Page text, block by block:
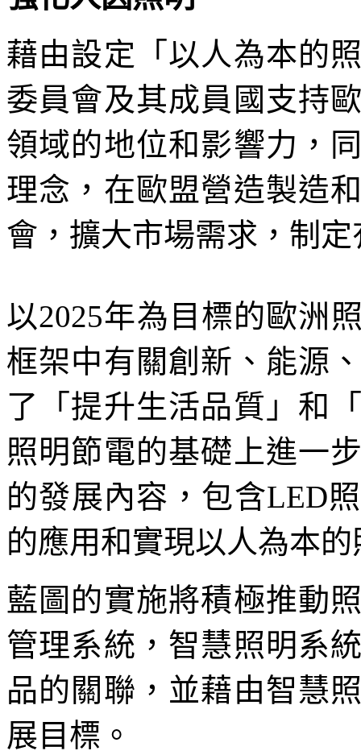
藉由設定「以人為本的
委員會及其成員國支持
領域的地位和影響力，
理念，在歐盟營造製造
會，擴大市場需求，制
以2025年為目標的歐洲
框架中有關創新、能源
了「提升生活品質」和
照明節電的基礎上進一
的發展內容，包含LED
的應用和實現以人為本
藍圖的實施將積極推動
管理系統，智慧照明系
品的關聯，並藉由智慧
展目標。